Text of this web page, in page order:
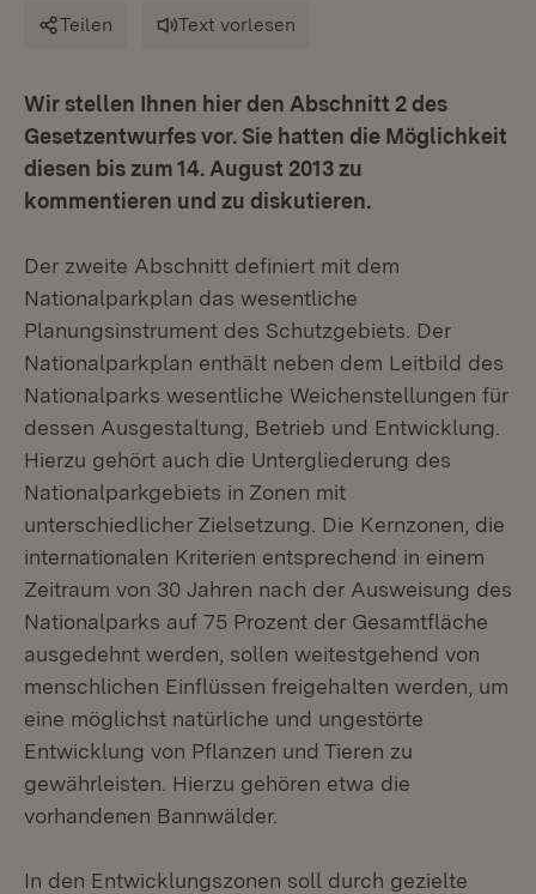
Teilen Text vorlesen
Wir stellen Ihnen hier den Abschnitt 2 des
Gesetzentwurfes vor. Sie hatten die Möglichkeit
diesen bis zum 14. August 2013 zu
kommentieren und zu diskutieren.
Der zweite Abschnitt definiert mit dem
Nationalparkplan das wesentliche
Planungsinstrument des Schutzgebiets. Der
Nationalparkplan enthält neben dem Leitbild des
Nationalparks wesentliche Weichenstellungen für
dessen Ausgestaltung, Betrieb und Entwicklung.
Hierzu gehört auch die Untergliederung des
Nationalparkgebiets in Zonen mit
unterschiedlicher Zielsetzung. Die Kernzonen, die
internationalen Kriterien entsprechend in einem
Zeitraum von 30 Jahren nach der Ausweisung des
Nationalparks auf 75 Prozent der Gesamtfläche
ausgedehnt werden, sollen weitestgehend von
menschlichen Einflüssen freigehalten werden, um
eine möglichst natürliche und ungestörte
Entwicklung von Pflanzen und Tieren zu
gewährleisten. Hierzu gehören etwa die
vorhandenen Bannwälder.
In den Entwicklungszonen soll durch gezielte